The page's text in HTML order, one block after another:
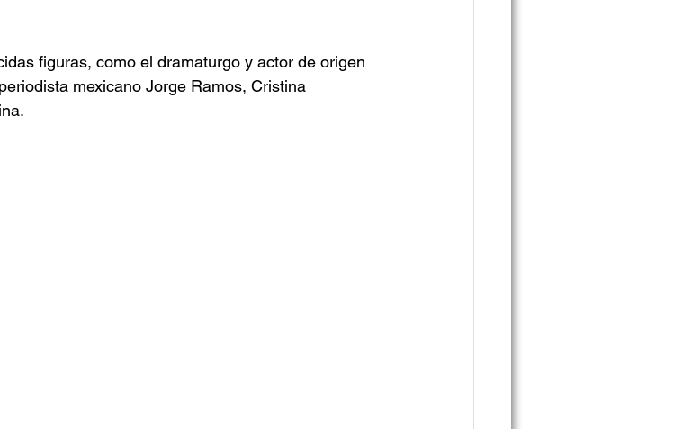
figuras, como el dramaturgo y actor de origen
mexicano Jorge Ramos, Cristina